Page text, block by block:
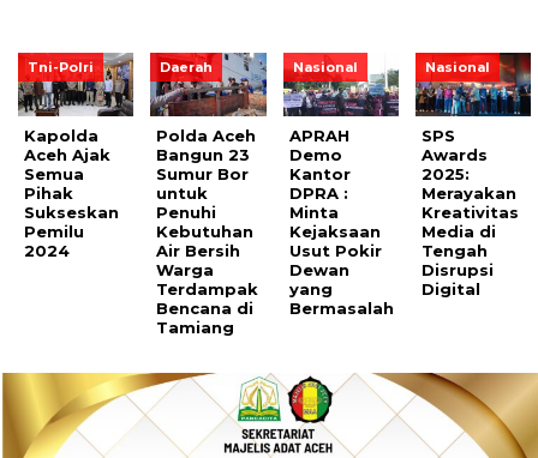
Tni-Polri
Kapolda
Aceh Ajak
Semua
Pihak
Sukseskan
Pemilu
2024
Daerah
Polda Aceh
Bangun 23
Sumur Bor
untuk
Penuhi
Kebutuhan
Air Bersih
Warga
Terdampak
Bencana di
Tamiang
Nasional
APRAH
Demo
Kantor
DPRA :
Minta
Kejaksaan
Usut Pokir
Dewan
yang
Bermasalah
Nasional
SPS
Awards
2025:
Merayakan
Kreativitas
Media di
Tengah
Disrupsi
Digital